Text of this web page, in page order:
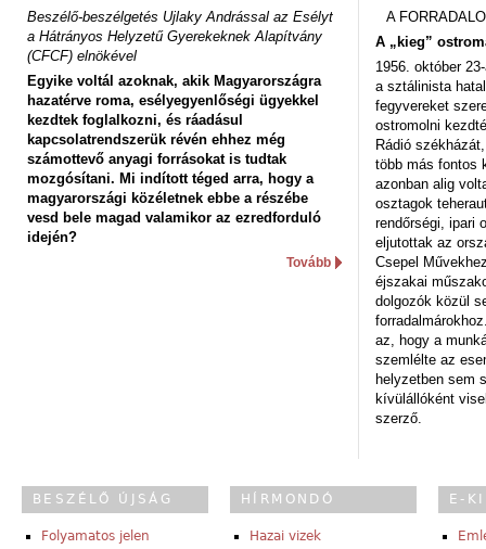
Beszélő-beszélgetés Ujlaky Andrással az Esélyt
a Hátrányos Helyzetű Gyerekeknek Alapítvány
(CFCF) elnökével
Egyike voltál azoknak, akik Magyarországra
hazatérve roma, esélyegyenlőségi ügyekkel
kezdtek foglalkozni, és ráadásul
kapcsolatrendszerük révén ehhez még
számottevő anyagi forrásokat is tudtak
mozgósítani. Mi indított téged arra, hogy a
magyarországi közéletnek ebbe a részébe
vesd bele magad valamikor az ezredforduló
idején?
Tovább
A
A „kieg”
1956. október
a sztálinista
fegyvereket
ostromolni
Rádió
több más fontos
azonban alig
osztagok
rendőrségi, ipari
eljutottak az
Csepel
éjszakai
dolgozók közül
az, hogy a
szemlélte az
helyzetben sem
kívülállóként
szerző.
BESZÉLŐ ÚJSÁG
Folyamatos jelen
HÍRMONDÓ
Hazai vizek
E-